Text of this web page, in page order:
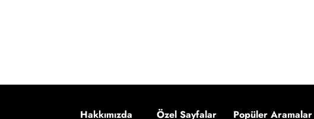
Hakkımızda
Özel Sayfalar
Popüler Aramalar